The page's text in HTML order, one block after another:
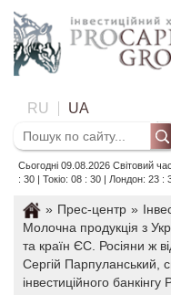
RU UA
Сьогодні 09.08.2026 Світовий
: 30 | Токіо: 08 : 30 | Лондон: 23 :
» Прес-центр »
Молочна продукція з
та країн ЄС. Росіяни ж
Сергій Парпуланський,
інвестиційного